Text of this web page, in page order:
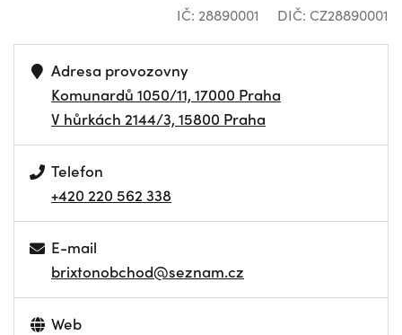
IČ: 28890001 DIČ: CZ28890001
Adresa provozovny
Komunardů 1050/11, 17000 Praha
V hůrkách 2144/3, 15800 Praha
Telefon
+420 220 562 338
E-mail
brixtonobchod@seznam.cz
Web